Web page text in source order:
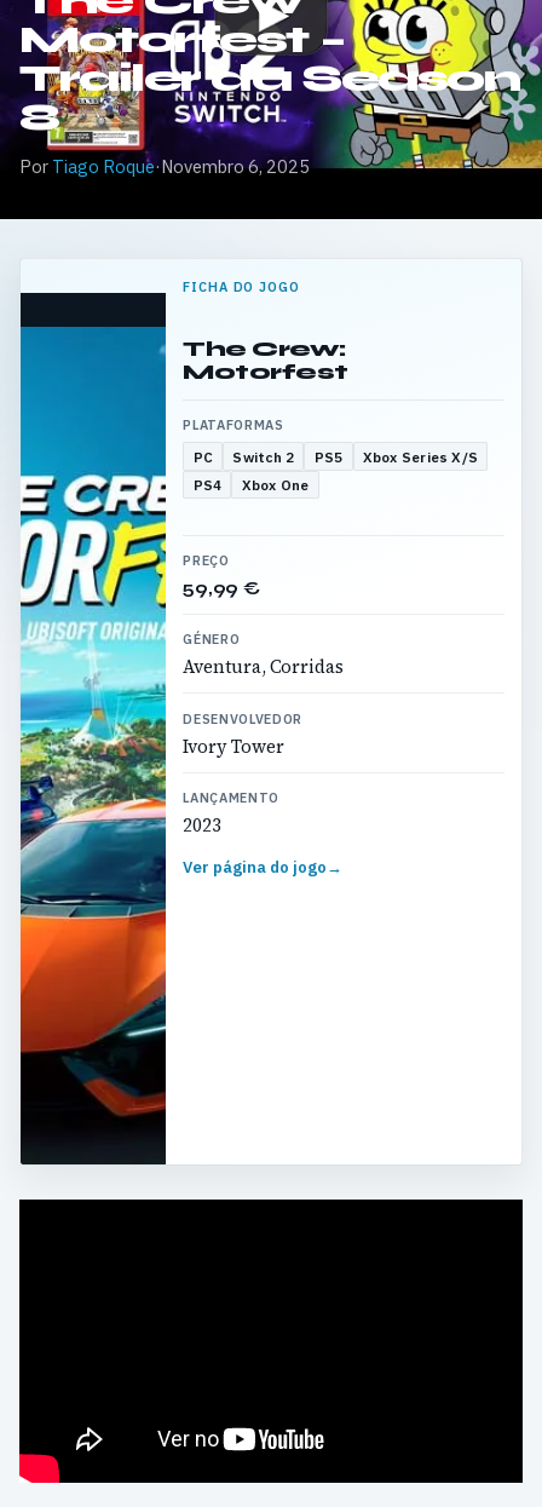
Motorfest –
Trailer da Season
8
Por Tiago Roque·Novembro 6, 2025
FICHA DO JOGO
The Crew:
Motorfest
PLATAFORMAS
PC Switch 2 PS5
Xbox Series X/S
PS4
Xbox One
PREÇO
59,99 €
GÉNERO
Aventura, Corridas
DESENVOLVEDOR
Ivory Tower
LANÇAMENTO
2023
Ver página do jogo→